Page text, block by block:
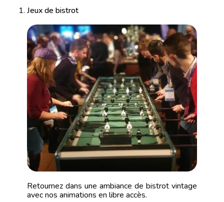
Jeux de bistrot
Retournez dans une ambiance de bistrot vintage
avec nos animations en libre accès.